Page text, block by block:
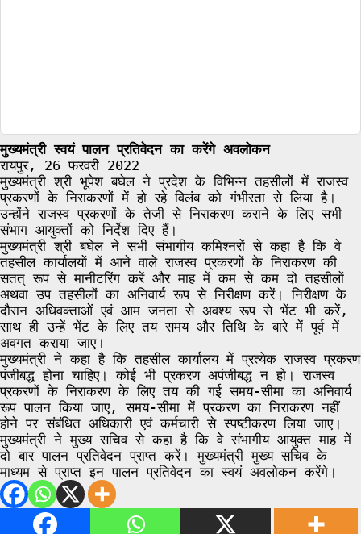
मुख्यमंत्री स्वयं पालन प्रतिवेदन का करेंगे अवलोकन
रायपुर, 26 फरवरी 2022
मुख्यमंत्री श्री भूपेश बघेल ने प्रदेश के विभिन्न तहसीलों में राजस्व
प्रकरणों के निराकरणों में हो रहे विलंब को गंभीरता से लिया है।
उन्होंने राजस्व प्रकरणों के तेजी से निराकरण कराने के लिए सभी
संभाग आयुक्तों को निर्देश दिए हैं।
मुख्यमंत्री श्री बघेल ने सभी संभागीय कमिश्नरों से कहा है कि वे
तहसील कार्यालयों में आने वाले राजस्व प्रकरणों के निराकरण की
सतत् रूप से मानीटरिंग करें और माह में कम से कम दो तहसीलों
अथवा उप तहसीलों का अनिवार्य रूप से निरीक्षण करें। निरीक्षण के
दौरान अधिवक्ताओं एवं आम जनता से अवश्य रूप से भेंट भी करें,
साथ ही उन्हें भेंट के लिए तय समय और तिथि के बारे में पूर्व में
अवगत कराया जाए।
मुख्यमंत्री ने कहा है कि तहसील कार्यालय में प्रत्येक राजस्व प्रकरण
पंजीबद्ध होना चाहिए। कोई भी प्रकरण अपंजीबद्ध न हो। राजस्व
प्रकरणों के निराकरण के लिए तय की गई समय-सीमा का अनिवार्य
रूप पालन किया जाए, समय-सीमा में प्रकरण का निराकरण नहीं
होने पर संबंधित अधिकारी एवं कर्मचारी से स्पष्टीकरण लिया जाए।
मुख्यमंत्री ने मुख्य सचिव से कहा है कि वे संभागीय आयुक्त माह में
दो बार पालन प्रतिवेदन प्राप्त करें। मुख्यमंत्री मुख्य सचिव के
माध्यम से प्राप्त इन पालन प्रतिवेदन का स्वयं अवलोकन करेंगे।